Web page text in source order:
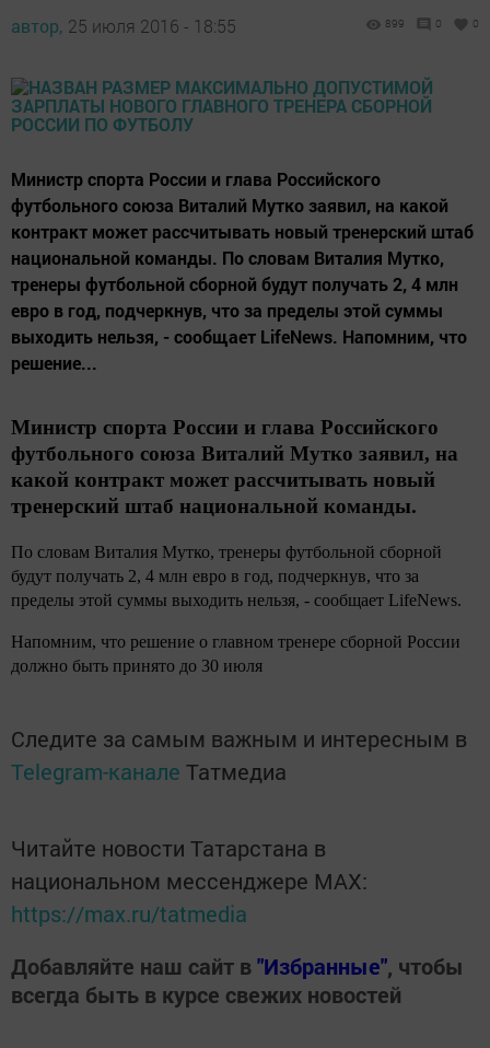
автор, 25 июля 2016 - 18:55 899 0 0
Министр спорта России и глава Российского
футбольного союза Виталий Мутко заявил, на какой
контракт может рассчитывать новый тренерский штаб
национальной команды. По словам Виталия Мутко,
тренеры футбольной сборной будут получать 2, 4 млн
евро в год, подчеркнув, что за пределы этой суммы
выходить нельзя, - сообщает LifeNews. Напомним, что
решение...
Министр спорта России и глава Российского
футбольного союза Виталий Мутко заявил, на
какой контракт может рассчитывать новый
тренерский штаб национальной команды.
По словам Виталия Мутко, тренеры футбольной сборной
будут получать 2, 4 млн евро в год, подчеркнув, что за
пределы этой суммы выходить нельзя, - сообщает LifeNews.
Напомним, что решение о главном тренере сборной России
должно быть принято до 30 июля
Следите за самым важным и интересным в
Telegram-канале Татмедиа
Читайте новости Татарстана в
национальном мессенджере MАХ:
https://max.ru/tatmedia
Добавляйте наш сайт в"Избранные", чтобы
всегда быть в курсе свежих новостей